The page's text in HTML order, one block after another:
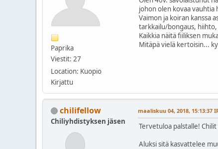
Paprika
Viestit: 27
Location: Kuopio
Kirjattu
johon olen kovaa vauhtia
Vaimon ja koiran kanssa
tarkkailu/bongaus, hiihto,
Kaikkia näitä fiiliksen
Mitäpä vielä kertoisin...
chilifellow
Chiliyhdistyksen jäsen
maaliskuu 04, 2018, 15:13:37
Tervetuloa palstalle!
Aluksi sitä kasvattelee